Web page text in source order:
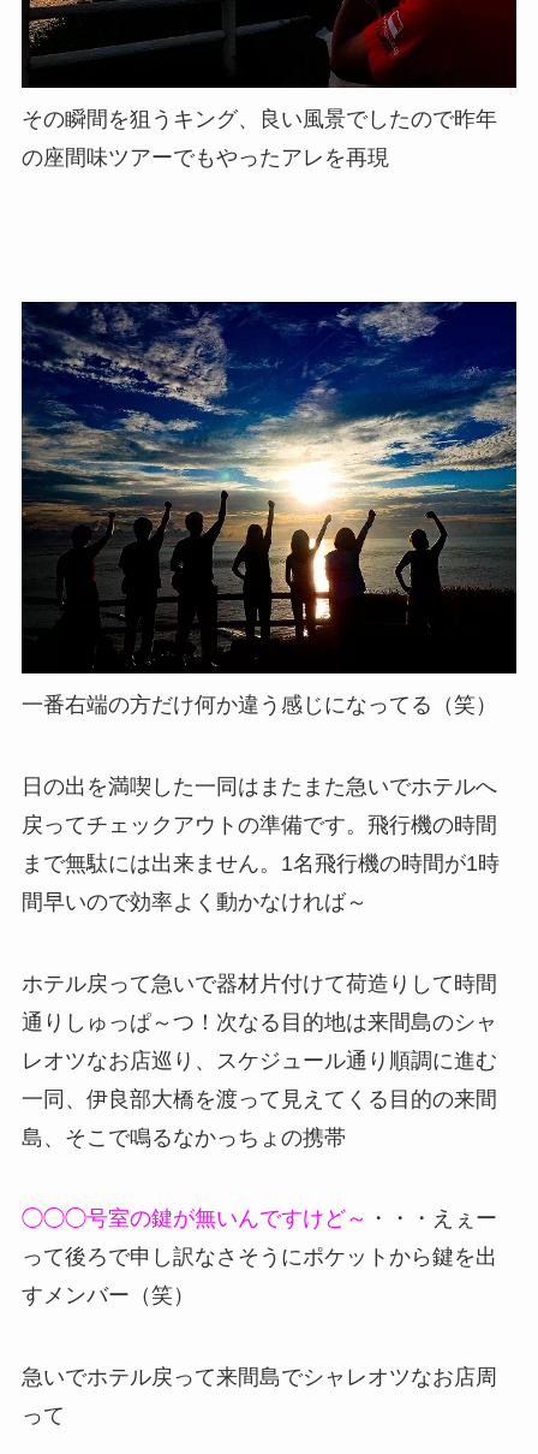
その瞬間を狙うキング、良い風景でしたので昨年
の座間味ツアーでもやったアレを再現
一番右端の方だけ何か違う感じになってる（笑）
日の出を満喫した一同はまたまた急いでホテルへ
戻ってチェックアウトの準備です。飛行機の時間
まで無駄には出来ません。1名飛行機の時間が1時
間早いので効率よく動かなければ～
ホテル戻って急いで器材片付けて荷造りして時間
通りしゅっぱ～つ！次なる目的地は来間島のシャ
レオツなお店巡り、スケジュール通り順調に進む
一同、伊良部大橋を渡って見えてくる目的の来間
島、そこで鳴るなかっちょの携帯
◯◯◯号室の鍵が無いんですけど～ ・・・えぇー
って後ろで申し訳なさそうにポケットから鍵を出
すメンバー（笑）
急いでホテル戻って来間島でシャレオツなお店周
って